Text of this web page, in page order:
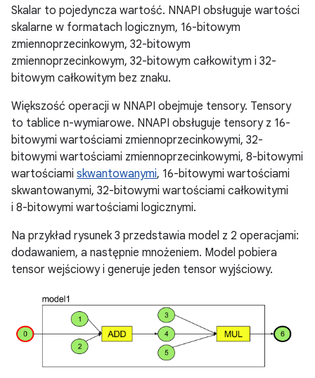
Skalar to pojedyncza wartość. NNAPI obsługuje wartości
skalarne w formatach logicznym, 16-bitowym
zmiennoprzecinkowym, 32-bitowym
zmiennoprzecinkowym, 32-bitowym całkowitym i 32-
bitowym całkowitym bez znaku.
Większość operacji w NNAPI obejmuje tensory. Tensory
to tablice n-wymiarowe. NNAPI obsługuje tensory z 16-
bitowymi wartościami zmiennoprzecinkowymi, 32-
bitowymi wartościami zmiennoprzecinkowymi, 8-bitowymi
wartościami skwantowanymi, 16-bitowymi wartościami
skwantowanymi, 32-bitowymi wartościami całkowitymi
i 8-bitowymi wartościami logicznymi.
Na przykład rysunek 3 przedstawia model z 2 operacjami:
dodawaniem, a następnie mnożeniem. Model pobiera
tensor wejściowy i generuje jeden tensor wyjściowy.